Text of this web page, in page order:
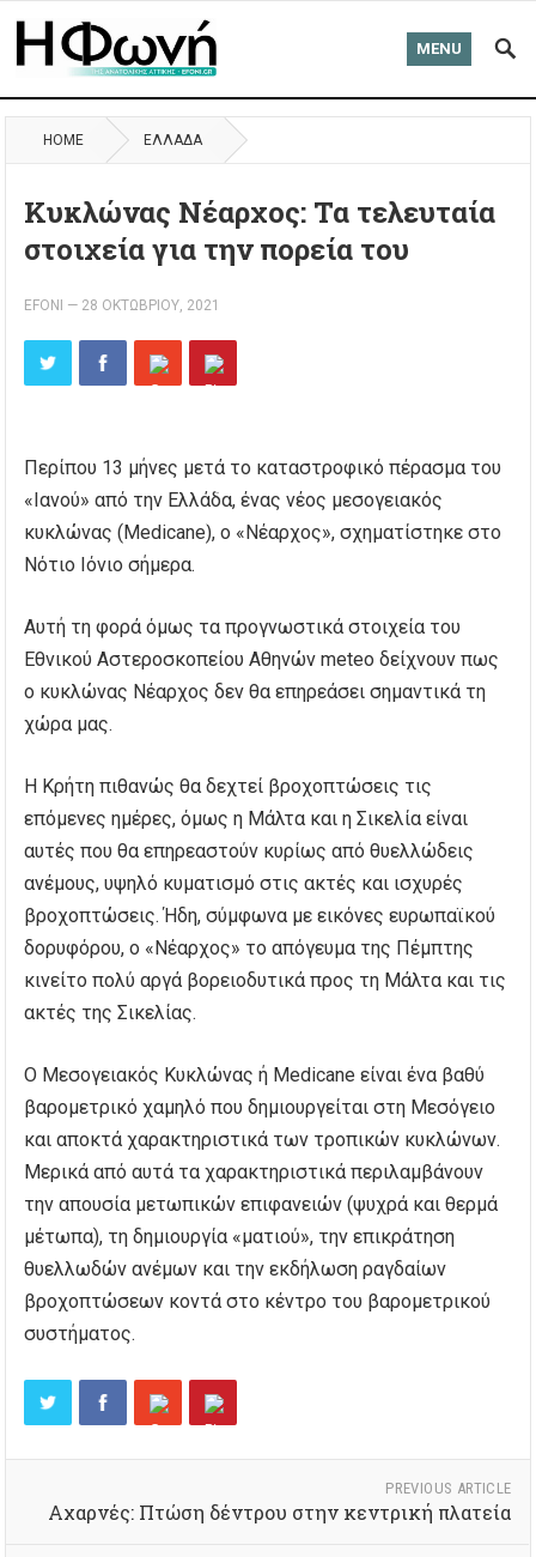
MENU
HOME ΈΛΛΑΔΑ
Κυκλώνας Νέαρχος: Τα τελευταία
στοιχεία για την πορεία του
EFONI — 28 ΟΚΤΩΒΡΊΟΥ, 2021
Περίπου 13 μήνες μετά το καταστροφικό πέρασμα του
«Ιανού» από την Ελλάδα, ένας νέος μεσογειακός
κυκλώνας (Medicane), ο «Νέαρχος», σχηματίστηκε στο
Νότιο Ιόνιο σήμερα.
Αυτή τη φορά όμως τα προγνωστικά στοιχεία του
Εθνικού Αστεροσκοπείου Αθηνών meteo δείχνουνπως
ο κυκλώνας Νέαρχος δεν θα επηρεάσει σημαντικά τη
χώρα μας.
Η Κρήτη πιθανώς θα δεχτεί βροχοπτώσεις τις
επόμενες ημέρες, όμως η Μάλτα και η Σικελία είναι
αυτές που θα επηρεαστούν κυρίως από θυελλώδεις
ανέμους, υψηλό κυματισμό στις ακτές και ισχυρές
βροχοπτώσεις. Ήδη, σύμφωνα με εικόνες ευρωπαϊκού
δορυφόρου, ο «Νέαρχος» το απόγευμα της Πέμπτης
κινείτο πολύ αργά βορειοδυτικά προς τη Μάλτα και τις
ακτές της Σικελίας.
Ο Μεσογειακός Κυκλώνας ή Medicane είναι ένα βαθύ
βαρομετρικό χαμηλό που δημιουργείται στη Μεσόγειο
και αποκτά χαρακτηριστικά των τροπικών κυκλώνων.
Μερικά από αυτά τα χαρακτηριστικά περιλαμβάνουν
την απουσία μετωπικών επιφανειών (ψυχρά και θερμά
μέτωπα), τη δημιουργία «ματιού», την επικράτηση
θυελλωδών ανέμων και την εκδήλωση ραγδαίων
βροχοπτώσεων κοντά στο κέντρο του βαρομετρικού
συστήματος.
PREVIOUS ARTICLE
Aχαρνές: Πτώση δέντρου στην κεντρική πλατεία